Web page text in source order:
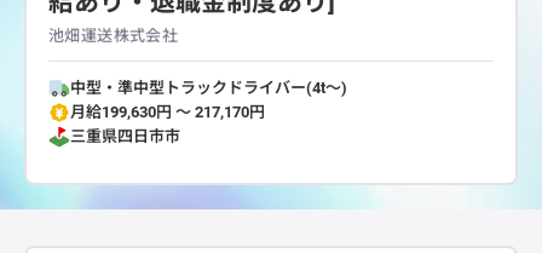
池畑運送株式会社
中型・準中型トラックドライバー(4t～)
月給199,630円 〜 217,170円
三重県四日市市